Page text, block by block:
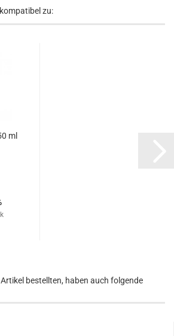
zu:
ml
bestellten, haben auch folgende